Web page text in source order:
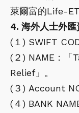
萊爾富的Life-
4. 海外人士外匯
(１) SWIFT
(２) NAME：
Relief」。
(３) Account
(４) BANK